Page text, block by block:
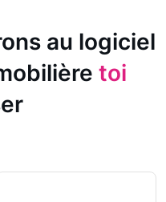
au logiciel
toi